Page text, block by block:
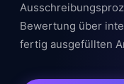
Bewertung über
fertig ausgefüllten